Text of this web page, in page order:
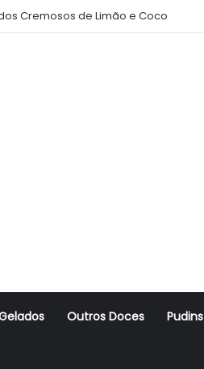
Cremosos de Limão e Coco
Outros Doces Pudins